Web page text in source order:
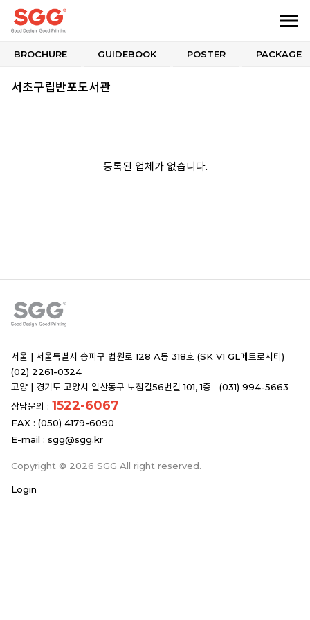
BROCHURE GUIDEBOOK POSTER PACKAGE
서초구립반포도서관
등록된 업체가 없습니다.
서울 | 서울특별시 송파구 법원로 128 A동 318호 (SK V1 GL메트로시티)
(02) 2261-0324
고양 | 경기도 고양시 일산동구 노첨길56번길 101, 1층 (031) 994-5663
상담문의 : 1522-6067
FAX : (050) 4179-6090
E-mail : sgg@sgg.kr
Copyright © 2026 SGG All right reserved.
Login